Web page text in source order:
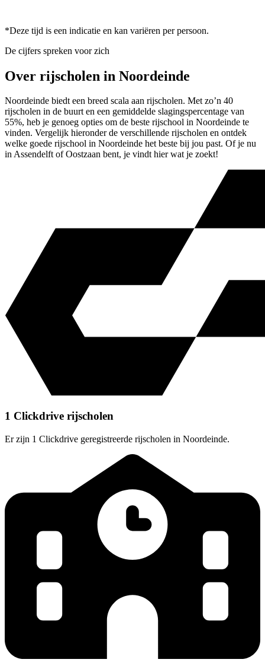
*Deze tijd is een indicatie en kan variëren per persoon.
De cijfers spreken voor zich
Over rijscholen in Noordeinde
Noordeinde biedt een breed scala aan rijscholen. Met zo’n 40
rijscholen in de buurt en een gemiddelde slagingspercentage van
55%, heb je genoeg opties om de beste rijschool in Noordeinde te
vinden. Vergelijk hieronder de verschillende rijscholen en ontdek
welke goede rijschool in Noordeinde het beste bij jou past. Of je nu
in Assendelft of Oostzaan bent, je vindt hier wat je zoekt!
1 Clickdrive rijscholen
Er zijn 1 Clickdrive geregistreerde rijscholen in Noordeinde.